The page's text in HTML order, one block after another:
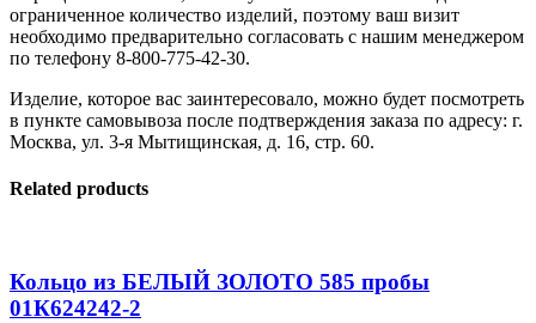
ограниченное количество изделий, поэтому ваш визит
необходимо предварительно согласовать с нашим менеджером
по телефону 8-800-775-42-30.
Изделие, которое вас заинтересовало, можно будет посмотреть
в пункте самовывоза после подтверждения заказа по адресу: г.
Москва, ул. 3-я Мытищинская, д. 16, стр. 60.
Related products
Кольцо из БЕЛЫЙ ЗОЛОТО 585 пробы
01К624242-2